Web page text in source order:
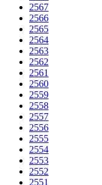
2567
2566
2565
2564
2563
2562
2561
2560
2559
2558
2557
2556
2555
2554
2553
2552
2551